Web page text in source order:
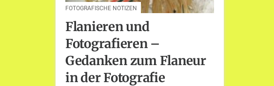
FOTOGRAFISCHE NOTIZEN
Flanieren und
Fotografieren –
Gedanken zum Flaneur
in der Fotografie